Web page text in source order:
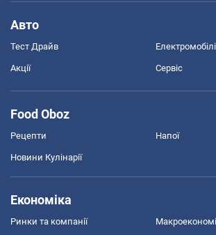
Авто
Тест Драйв Електромобілі
Акції Сервіс
Food Oboz
Рецепти Напої
Новини Кулінарії
Економіка
Ринки та компанії